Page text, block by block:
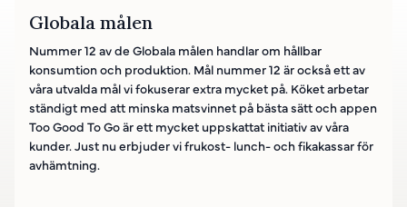
Globala målen
Nummer 12 av de Globala målen handlar om hållbar
konsumtion och produktion. Mål nummer 12 är också ett av
våra utvalda mål vi fokuserar extra mycket på. Köket arbetar
ständigt med att minska matsvinnet på bästa sätt och appen
Too Good To Go är ett mycket uppskattat initiativ av våra
kunder. Just nu erbjuder vi frukost- lunch- och fikakassar för
avhämtning.